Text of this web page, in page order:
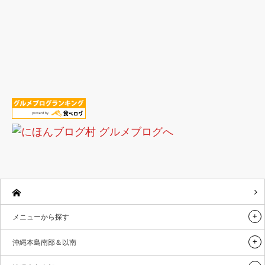
メニューから探す
沖縄本島南部＆以南